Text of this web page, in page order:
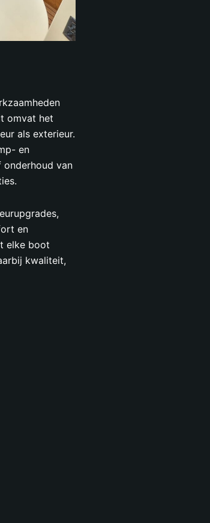
omvat het
als exterieur.
en
onderhoud van
en
elke boot
kwaliteit,